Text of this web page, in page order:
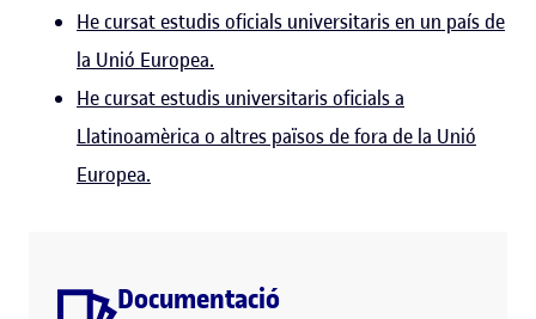
He cursat estudis oficials universitaris en un país de
la Unió Europea.
He cursat estudis universitaris oficials a
Llatinoamèrica o altres països de fora de la Unió
Europea.
Documentació